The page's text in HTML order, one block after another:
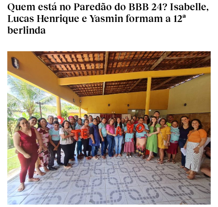
Quem está no Paredão do BBB 24? Isabelle,
Lucas Henrique e Yasmin formam a 12ª
berlinda